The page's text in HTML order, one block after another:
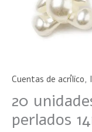
Cuentas de acrílico,
20
perlados